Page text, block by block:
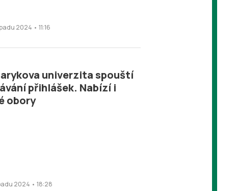
2024 • 11:16
univerzita spouští
přihlášek. Nabízí i
obory
2024 • 18:28